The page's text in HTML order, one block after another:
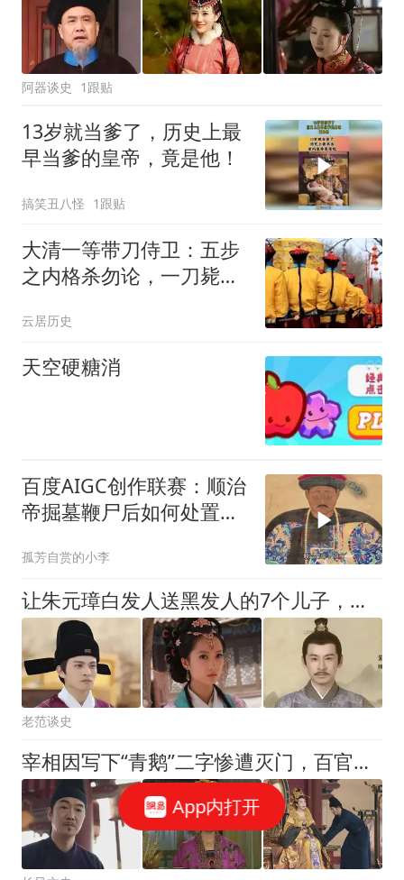
阿器谈史 1跟贴
13岁就当爹了，历史上最
早当爹的皇帝，竟是他！
搞笑丑八怪 1跟贴
大清一等带刀侍卫：五步
之内格杀勿论，一刀毙
云居历史
天空硬糖消
百度AIGC创作联赛：顺治
帝掘墓鞭尸后如何处置多
孤芳自赏的小李
让朱元璋白发人送黑发人的7个儿子，都有谁？
老范谈史
宰相因写下“青鹅”二字惨遭灭门，百官不解，武则天：把字拆开看
App内打开